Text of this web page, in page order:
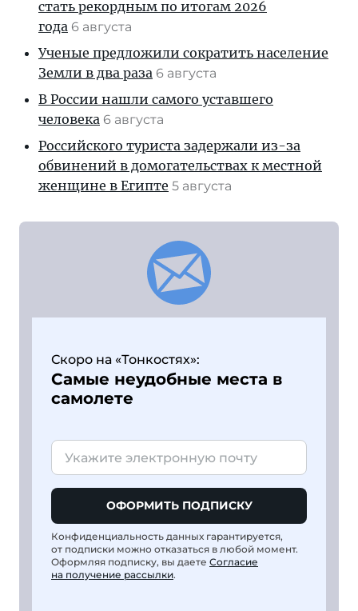
стать рекордным по итогам 2026
года 6 августа
Ученые предложили сократить население
Земли в два раза 6 августа
В России нашли самого уставшего
человека 6 августа
Российского туриста задержали из-за
обвинений в домогательствах к местной
женщине в Египте 5 августа
Скоро на «Тонкостях»:
Самые неудобные места в
самолете
ОФОРМИТЬ ПОДПИСКУ
Конфиденциальность данных гарантируется,
от подписки можно отказаться в любой момент.
Оформляя подписку, вы даете Согласие
на получение рассылки.